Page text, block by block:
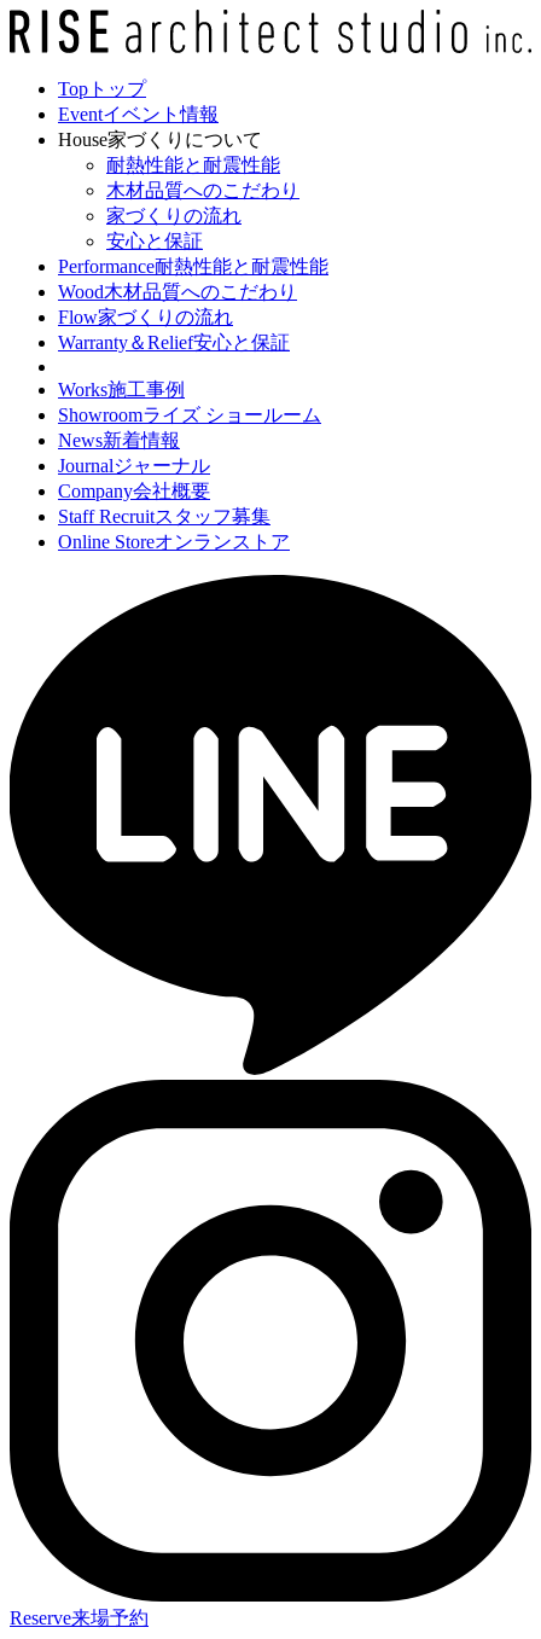
Top トップ
Eventイベント情報
House家づくりについて
耐熱性能と耐震性能
木材品質へのこだわり
家づくりの流れ
安心と保証
Performance耐熱性能と耐震性能
Wood木材品質へのこだわり
Flow家づくりの流れ
Warranty＆Relief安心と保証
Works施工事例
Showroomライズ ショールーム
News新着情報
Journalジャーナル
Company会社概要
Staff Recruitスタッフ募集
Online Storeオンランストア
Reserve来場予約